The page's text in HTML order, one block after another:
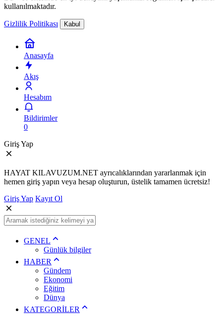
kullanılmaktadır.
Gizlilik Politikası Kabul
Anasayfa
Akış
Hesabım
Bildirimler
0
Giriş Yap
HAYAT KILAVUZUM.NET ayrıcalıklarından yararlanmak için
hemen giriş yapın veya hesap oluşturun, üstelik tamamen ücretsiz!
Giriş Yap Kayıt Ol
GENEL
Günlük bilgiler
HABER
Gündem
Ekonomi
Eğitim
Dünya
KATEGORİLER